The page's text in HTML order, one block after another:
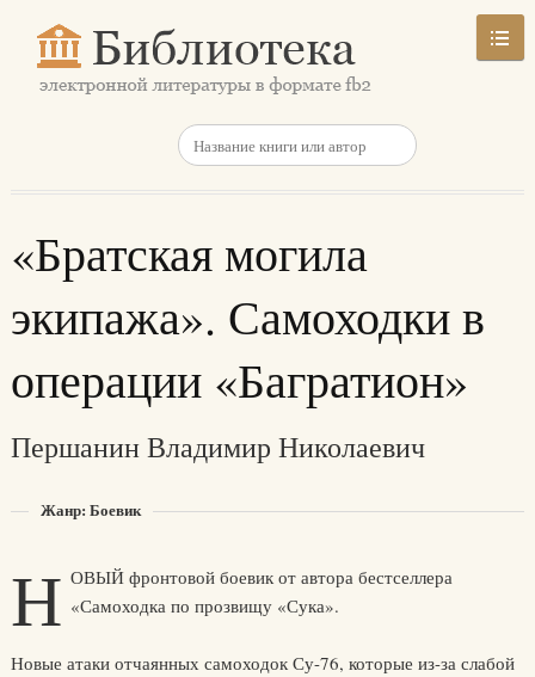
«Братская могила
экипажа». Самоходки в
операции «Багратион»
Першанин Владимир Николаевич
Жанр: Боевик
Н ОВЫЙ фронтовой боевик от автора бестселлера
«Самоходка по прозвищу «Сука».
Новые атаки отчаянных самоходок Су-76, которые из-за слабой